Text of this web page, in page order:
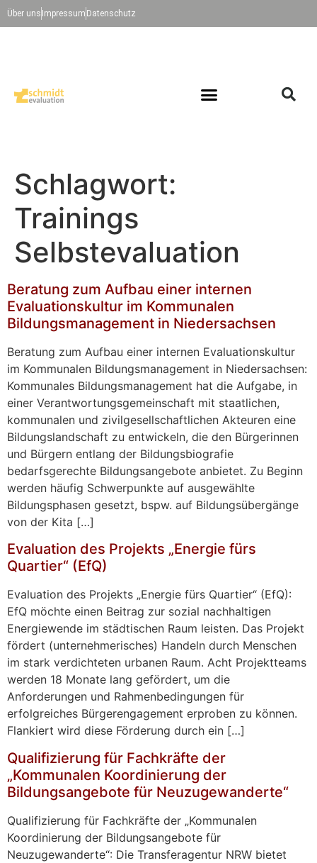
Über uns Impressum Datenschutz
Schlagwort:
Trainings
Selbstevaluation
Beratung zum Aufbau einer internen
Evaluationskultur im Kommunalen
Bildungsmanagement in Niedersachsen
Beratung zum Aufbau einer internen Evaluationskultur
im Kommunalen Bildungsmanagement in Niedersachsen:
Kommunales Bildungsmanagement hat die Aufgabe, in
einer Verantwortungsgemeinschaft mit staatlichen,
kommunalen und zivilgesellschaftlichen Akteuren eine
Bildungslandschaft zu entwickeln, die den Bürgerinnen
und Bürgern entlang der Bildungsbiografie
bedarfsgerechte Bildungsangebote anbietet. Zu Beginn
werden häufig Schwerpunkte auf ausgewählte
Bildungsphasen gesetzt, bspw. auf Bildungsübergänge
von der Kita […]
Evaluation des Projekts „Energie fürs
Quartier“ (EfQ)
Evaluation des Projekts „Energie fürs Quartier“ (EfQ):
EfQ möchte einen Beitrag zur sozial nachhaltigen
Energiewende im städtischen Raum leisten. Das Projekt
fördert (unternehmerisches) Handeln durch Menschen
im stark verdichteten urbanen Raum. Acht Projektteams
werden 18 Monate lang gefördert, um die
Anforderungen und Rahmenbedingungen für
erfolgreiches Bürgerengagement erproben zu können.
Flankiert wird diese Förderung durch ein […]
Qualifizierung für Fachkräfte der
„Kommunalen Koordinierung der
Bildungsangebote für Neuzugewanderte“
Qualifizierung für Fachkräfte der „Kommunalen
Koordinierung der Bildungsangebote für
Neuzugewanderte“: Die Transferagentur NRW bietet